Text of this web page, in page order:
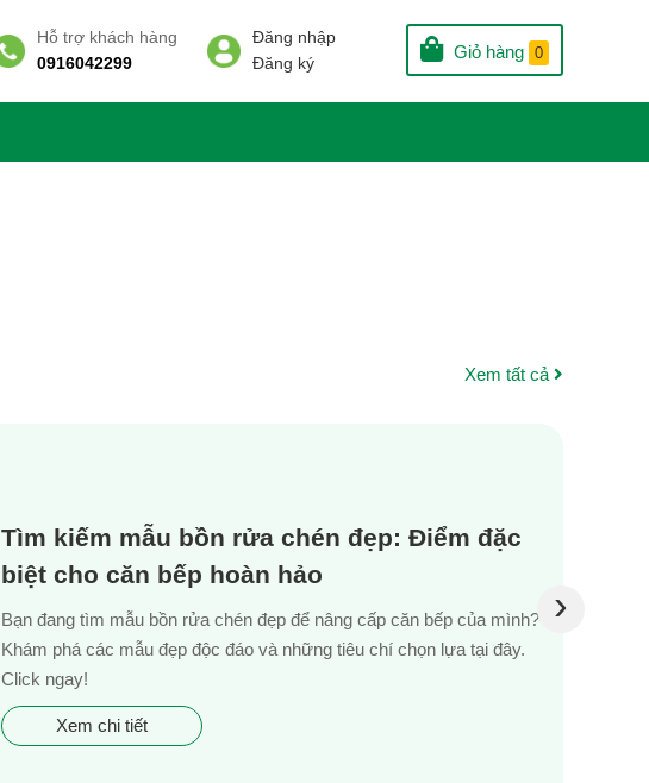
Giỏ hàng 0
Đăng nhập
Đăng ký
Hỗ trợ khách hàng
0916042299
Xem tất cả
Tìm kiếm mẫu bồn rửa chén đẹp: Điểm đặc
biệt cho căn bếp hoàn hảo
Bạn đang tìm mẫu bồn rửa chén đẹp để nâng cấp căn bếp của mình?
Khám phá các mẫu đẹp độc đáo và những tiêu chí chọn lựa tại đây.
Click ngay!
Xem chi tiết
›